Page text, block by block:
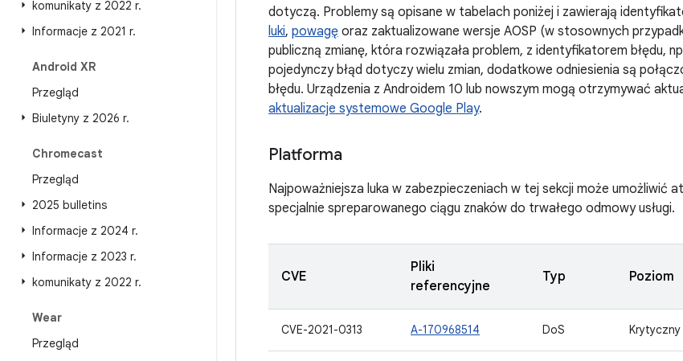
komunikaty z 2022 r.
Informacje z 2021 r.
Android XR
Przegląd
Biuletyny z 2026 r.
Chromecast
Przegląd
2025 bulletins
Informacje z 2024 r.
Informacje z 2023 r.
komunikaty z 2022 r.
Wear
Przegląd
dotyczą. Problemy są opisane w tabelach poniżej i zawierają
luki, powagę oraz zaktualizowane wersje AOSP (w stosownych
publiczną zmianę, która rozwiązała problem, z identyfikatorem błędu,
pojedynczy błąd dotyczy wielu zmian, dodatkowe odniesienia są
błędu. Urządzenia z Androidem 10 lub nowszym mogą otrzymywać
aktualizacje systemowe Google Play.
Platforma
Najpoważniejsza luka w zabezpieczeniach w tej sekcji może umożliwić
specjalnie spreparowanego ciągu znaków do trwałego odmowy usługi.
CVE
Pliki
referencyjne
Typ Poziom
CVE-2021-0313 A-170968514 DoS Krytyczny